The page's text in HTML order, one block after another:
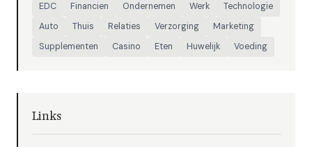
EDC Financien Ondernemen Werk
Technologie
Auto
Thuis Relaties Verzorging
Marketing
Supplementen
Casino Eten Huwelijk Voeding
Links